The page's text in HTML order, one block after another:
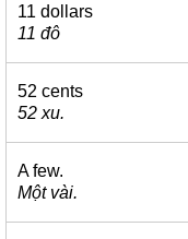
11 dollars
11 đô
52 cents
52 xu.
A few.
Một vài.